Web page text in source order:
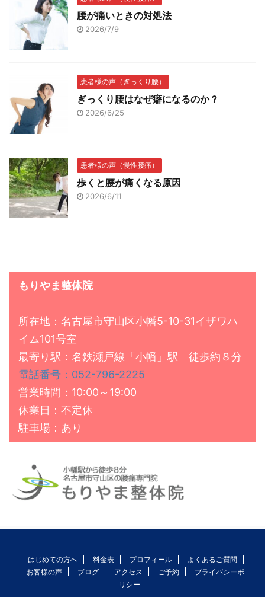
腰が痛いときの対処法
2026/7/9
患者様の声（ぎっくり腰）
ぎっくり腰はなぜ癖になるのか？
2026/6/25
患者様の声（慢性腰痛）
歩くと腰が痛くなる原因
2026/6/11
もりやま整体院
所在地：名古屋市守山区小幡5-10-31イザワハ
イム101号室
最寄り駅：名鉄瀬戸線「小幡」駅 徒歩約８分
電話番号：052-796-2225
営業時間：10:00～19:00
休業日：不定休
駐車場：あり
はじめての方へ 料金表 プロフィール
よくあるご質問
お客様の声
ブログ アクセス ご予約
プライバシーポ
リシー